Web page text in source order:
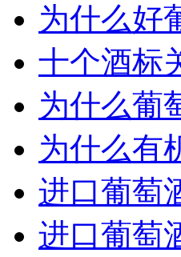
为什么好
十个酒标
为什么葡
为什么有
进口葡萄
进口葡萄